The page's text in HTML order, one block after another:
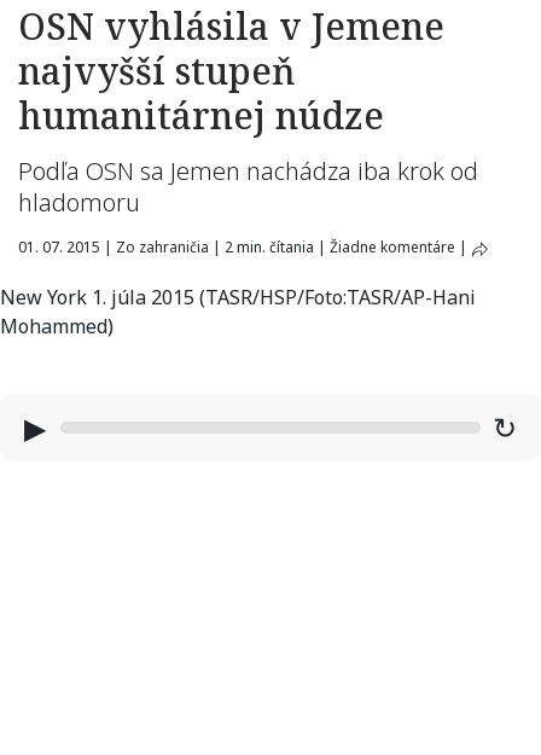
OSN vyhlásila v Jemene
najvyšší stupeň
humanitárnej núdze
Podľa OSN sa Jemen nachádza iba krok od
hladomoru
01. 07. 2015 | Zo zahraničia | 2 min. čítania | Žiadne komentáre |
New York 1. júla 2015 (TASR/HSP/Foto:TASR/AP-Hani
Mohammed)
▶ ↻